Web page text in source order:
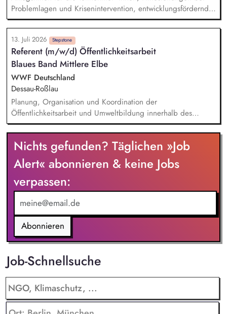
Problemlagen und Krisenintervention, entwicklungsfördernde
Beratung und Einzelfallhilfe Zusammenarbeit und
Informationsaustausch im Team Kooperation mit den
zuständigen Betrieben sowie dem Bedarfsträger Erstellung
und Pflege der individuellen Förderplanung sowie die
Dokumentation des Förderverlaufes Bewerbungsunterstützung
Stabilisierung der Teilnehmer*innen nach Aufnahme einer
Beschäftigung
13. Juli 2026 Stepstone
Referent (m/w/d) Öffentlichkeitsarbeit
Blaues Band Mittlere Elbe
WWF Deutschland
Dessau-Roßlau
Planung, Organisation und Koordination der
Öffentlichkeitsarbeit und Umweltbildung innerhalb des
Projekts, Sicherstellung eines kontinuierlichen
Informationsflusses gegenüber Projektpartnern und relevanten
Akteuren, Planung und Organisation von Exkursionen in das
Projektgebiet für unterschiedliche Zielgruppen sowie
Vorbereitung und Durchführung von Pressefahrten und Fach-
und Informationsreisen für kommunale, regionale und weitere
Entscheidungsträger, Organisation und Begleitung von
projektbezogenen Arbeitsgruppen, Dialogformaten,
Informationsveranstaltungen und Beteiligungsprozessen.
Nichts gefunden? Täglichen »Job
Alert« abonnieren & keine Jobs
verpassen:
Abonnieren
Job-Schnellsuche